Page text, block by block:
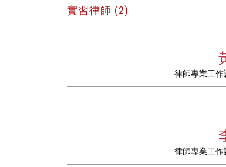
實習律師 (2)
律師專業工作
律師專業工作